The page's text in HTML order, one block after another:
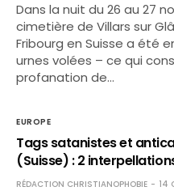
Dans la nuit du 26 au 27
cimetière de Villars sur
Fribourg en Suisse a été
urnes volées – ce qui
profanation de…
EUROPE
Tags satanistes et
(Suisse) : 2
RÉDACTION CHRISTIANOPHOBIE 14